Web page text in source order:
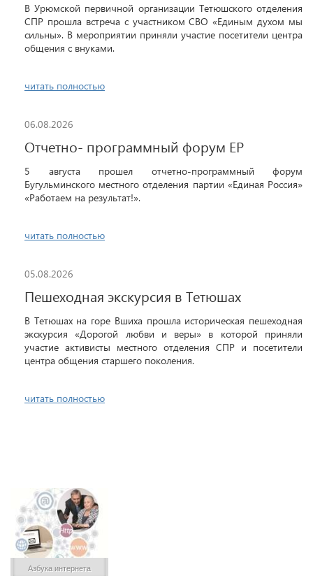
В Урюмской первичной организации Тетюшского отделения
СПР прошла встреча с участником СВО «Единым духом мы
сильны». В мероприятии приняли участие посетители центра
общения с внуками.
читать полностью
06.08.2026
Отчетно- программный форум ЕР
5 августа прошел отчетно-программный форум
Бугульминского местного отделения партии «Единая Россия»
«Работаем на результат!».
читать полностью
05.08.2026
Пешеходная экскурсия в Тетюшах
В Тетюшах на горе Вшиха прошла историческая пешеходная
экскурсия «Дорогой любви и веры» в которой приняли
участие активисты местного отделения СПР и посетители
центра общения старшего поколения.
читать полностью
Азбука интернета